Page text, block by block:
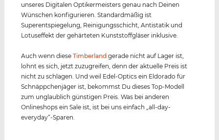
unseres Digitalen Optikermeisters genau nach Deinen
Wünschen konfigurieren. Standardmäßig ist
Superentspiegelung, Reinigungsschicht, Antistatik und
Lotuseffekt der gehärteten Kunststoffgläser inklusive.
Auch wenn dieseTimberland gerade nicht auf Lager ist,
lohnt es sich, jetzt zuzugreifen, denn der aktuelle Preis ist
nicht zu schlagen. Und weil Edel-Optics ein Eldorado für
Schnäppchenjäger ist, bekommst Du dieses Top-Modell
zum unglaublich günstigen Preis. Was bei anderen
Onlineshops ein Sale ist, ist bei uns einfach „all-day-
everyday“-Sparen.